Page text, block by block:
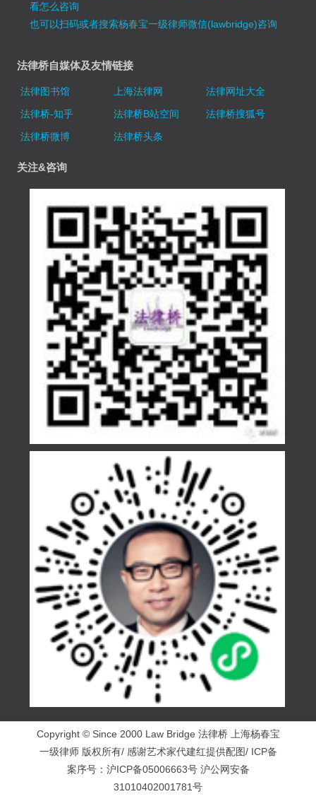
看怎么咨询
也可以扫码或者搜索杨春宝一级律师微信(lawbridge)咨询
法律桥自媒体及友情链接
法律图书馆 上海法律网
法律网址大全
法律桥-知乎
法律桥B站空间
法律桥搜狐号
法律桥微博
法律桥头条
关注&咨询
Copyright © Since 2000 Law Bridge 法律桥 上海杨春宝
一级律师 版权所有/ 感谢艺术家代建红提供配图/ ICP备
案序号： 沪ICP备05006663号 沪公网安备
31010402001781号